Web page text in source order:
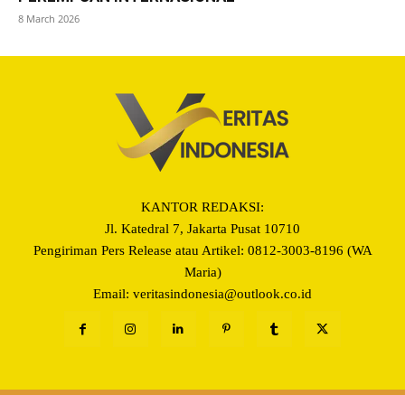
8 March 2026
KANTOR REDAKSI:
Jl. Katedral 7, Jakarta Pusat 10710
Pengiriman Pers Release atau Artikel: 0812-3003-8196 (WA
Maria)
Email: veritasindonesia@outlook.co.id